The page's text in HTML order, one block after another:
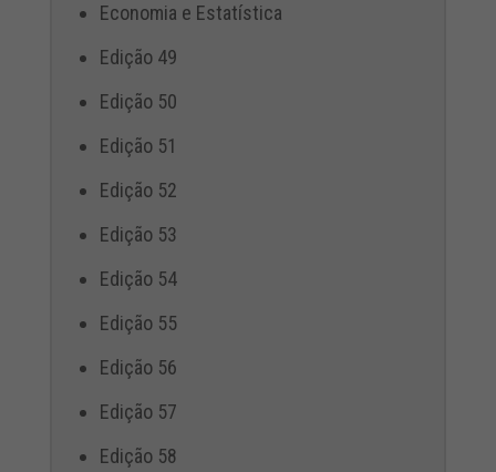
Economia e Estatística
Edição 49
Edição 50
Edição 51
Edição 52
Edição 53
Edição 54
Edição 55
Edição 56
Edição 57
Edição 58